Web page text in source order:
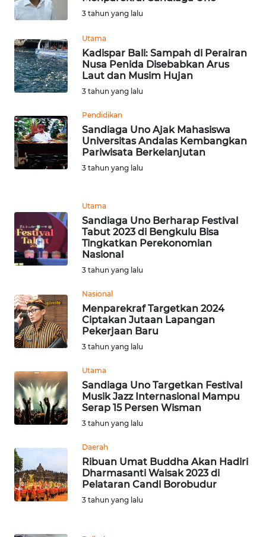
3 tahun yang lalu
Utama
Kadispar Bali: Sampah di Perairan
Nusa Penida Disebabkan Arus
Laut dan Musim Hujan
3 tahun yang lalu
Pendidikan
Sandiaga Uno Ajak Mahasiswa
Universitas Andalas Kembangkan
Pariwisata Berkelanjutan
3 tahun yang lalu
Utama
Sandiaga Uno Berharap Festival
Tabut 2023 di Bengkulu Bisa
Tingkatkan Perekonomian
Nasional
3 tahun yang lalu
Nasional
Menparekraf Targetkan 2024
Ciptakan Jutaan Lapangan
Pekerjaan Baru
3 tahun yang lalu
Utama
Sandiaga Uno Targetkan Festival
Musik Jazz Internasional Mampu
Serap 15 Persen Wisman
3 tahun yang lalu
Daerah
Ribuan Umat Buddha Akan Hadiri
Dharmasanti Waisak 2023 di
Pelataran Candi Borobudur
3 tahun yang lalu
SULBAR
BABEL
WN
SUMBAR
WN
SUMSEL
WN
WN
LAMPUNG
WN
JATENG
WN
NUSANTARA
WN
WN
JATIM
WN
KALBAR
KALTENG